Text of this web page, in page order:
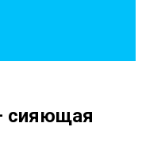
сияющая